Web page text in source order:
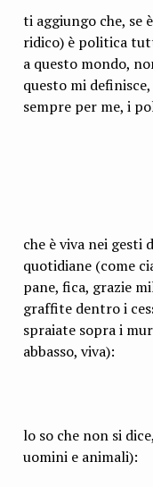
ti aggiungo che, se
ridico) è politica
a questo mondo,
questo mi definisce,
sempre per me, i
che è viva nei gesti
quotidiane (come
pane, fica, grazie
graffite dentro i
spraiate sopra i
abbasso, viva):
lo so che non si
uomini e animali):